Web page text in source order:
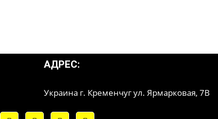
АДРЕС:
Украина г. Кременчуг ул. Ярмарковая, 7В